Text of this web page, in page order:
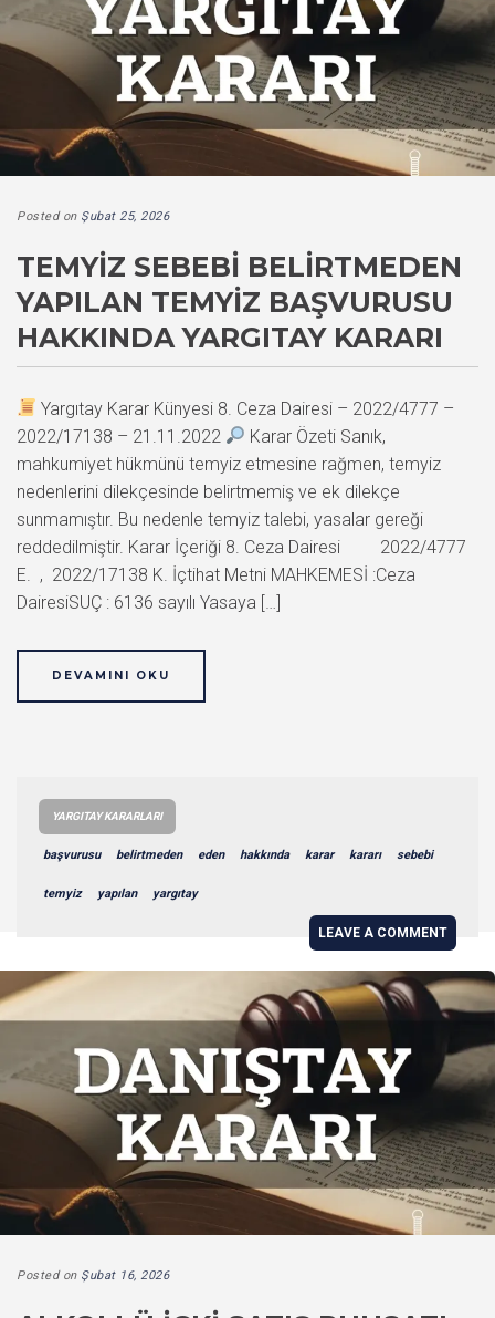
Posted on Şubat 25, 2026
TEMYIZ SEBEBI BELIRTMEDEN
YAPILAN TEMYIZ BAŞVURUSU
HAKKINDA YARGITAY KARARI
Yargıtay Karar Künyesi 8. Ceza Dairesi – 2022/4777 –
2022/17138 – 21.11.2022
Karar Özeti Sanık,
mahkumiyet hükmünü temyiz etmesine rağmen, temyiz
nedenlerini dilekçesinde belirtmemiş ve ek dilekçe
sunmamıştır. Bu nedenle temyiz talebi, yasalar gereği
reddedilmiştir. Karar İçeriği 8. Ceza Dairesi 2022/4777
E. , 2022/17138 K. İçtihat Metni MAHKEMESİ :Ceza
DairesiSUÇ : 6136 sayılı Yasaya […]
DEVAMINI OKU
YARGITAY KARARLARI
başvurusu belirtmeden eden hakkında karar kararı sebebi
temyiz yapılan yargıtay
LEAVE A COMMENT
Posted on Şubat 16, 2026